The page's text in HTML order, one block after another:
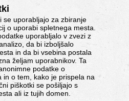
se uporabljajo za zbiranje
o uporabi spletnega mesta.
uporabljalo v zvezi z
da bi izboljšalo
in da bi vsebina postala
željam uporabnikov. Ta
podatke o
in o tem, kako je prispela na
piškotki se pošiljajo s
ali iz tujih domen.